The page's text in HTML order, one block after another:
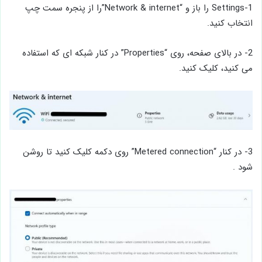
1-Settings را باز و “Network & internet”را از پنجره سمت چپ
انتخاب کنید.
2- در بالای صفحه، روی “Properties” در کنار شبکه ای که استفاده
می کنید، کلیک کنید.
3- در کنار “Metered connection” روی دکمه کلیک کنید تا روشن
شود .